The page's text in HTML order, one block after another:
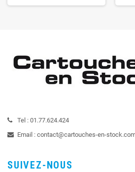
Tel : 01.77.624.424
Email : contact@cartouches-en-
SUIVEZ-NOUS